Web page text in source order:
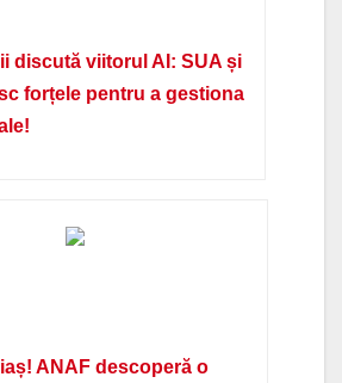
discută viitorul AI: SUA și
forțele pentru a gestiona
ANAF descoperă o